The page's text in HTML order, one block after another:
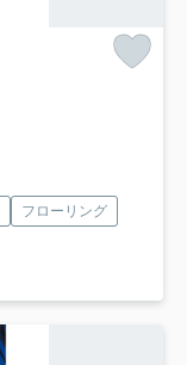
フローリング